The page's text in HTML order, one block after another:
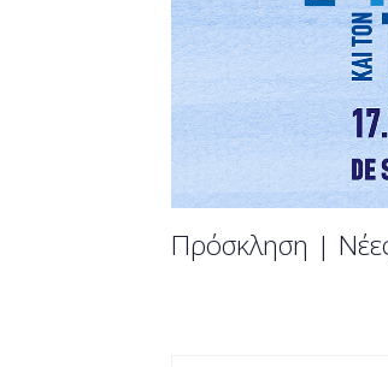
Πρόσκληση |